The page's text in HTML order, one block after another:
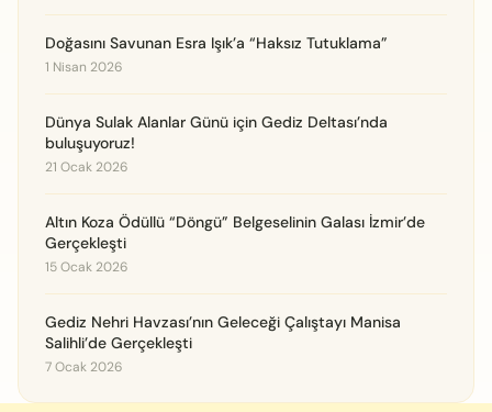
Doğasını Savunan Esra Işık’a “Haksız Tutuklama”
1 Nisan 2026
Dünya Sulak Alanlar Günü için Gediz Deltası’nda
buluşuyoruz!
21 Ocak 2026
Altın Koza Ödüllü “Döngü” Belgeselinin Galası İzmir’de
Gerçekleşti
15 Ocak 2026
Gediz Nehri Havzası’nın Geleceği Çalıştayı Manisa
Salihli’de Gerçekleşti
7 Ocak 2026